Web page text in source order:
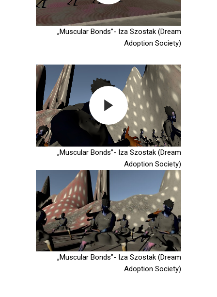
„Muscular Bonds”- Iza Szostak (Dream
Adoption Society)
„Muscular Bonds”- Iza Szostak (Dream
Adoption Society)
„Muscular Bonds”- Iza Szostak (Dream
Adoption Society)